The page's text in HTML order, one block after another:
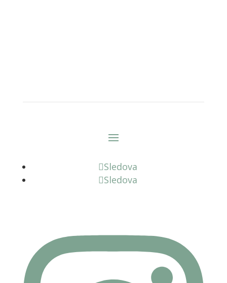
Sledova
Sledova